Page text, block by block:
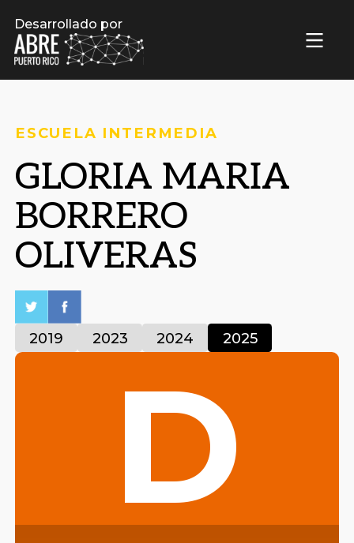
Desarrollado por
ESCUELA INTERMEDIA
GLORIA MARIA
BORRERO
OLIVERAS
2019 2023 2024 2025
D